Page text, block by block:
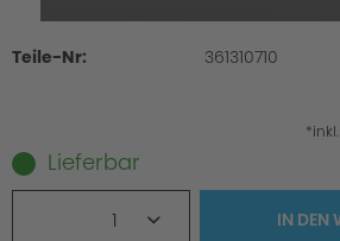
Teile-Nr: 361310710
Lieferbar
1 IN DEN